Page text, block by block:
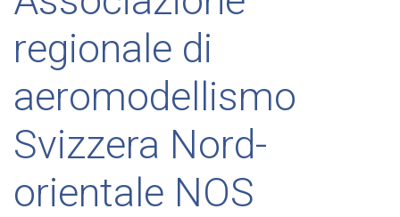
regionale di
aeromodellismo
Svizzera Nord-
orientale NOS